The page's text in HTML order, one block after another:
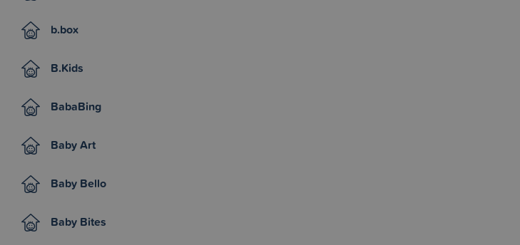
b.box
B.Kids
BabaBing
Baby Art
Baby Bello
Baby Bites